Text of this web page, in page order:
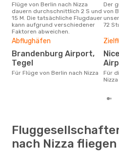
Flüge von Berlin nach Nizza
dauern durchschnittlich 2 S und
15 M. Die tatsächliche Flugdauer
kann aufgrund verschiedener
Faktoren abweichen.
Der günstigste einfache Flug
von
72
Abflughäfen
Brandenburg Airport,
Tegel
Für Flüge von Berlin nach Nizza
Nice Cote d'Azur
Für die Strecke von Berlin nach
Nizza
nach Nizza fliegen